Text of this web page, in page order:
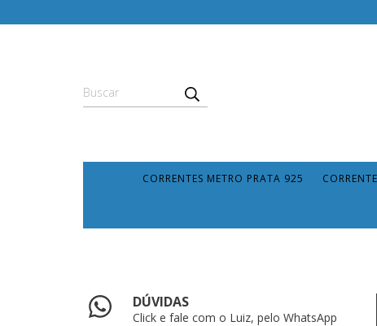
CORRENTES METRO PRATA 925
DÚVIDAS
Click e fale com o Luiz, pelo WhatsApp